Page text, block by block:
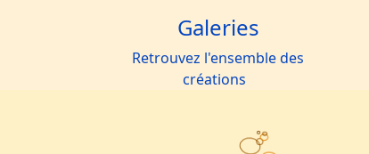
Galeries
Retrouvez l'ensemble des
créations